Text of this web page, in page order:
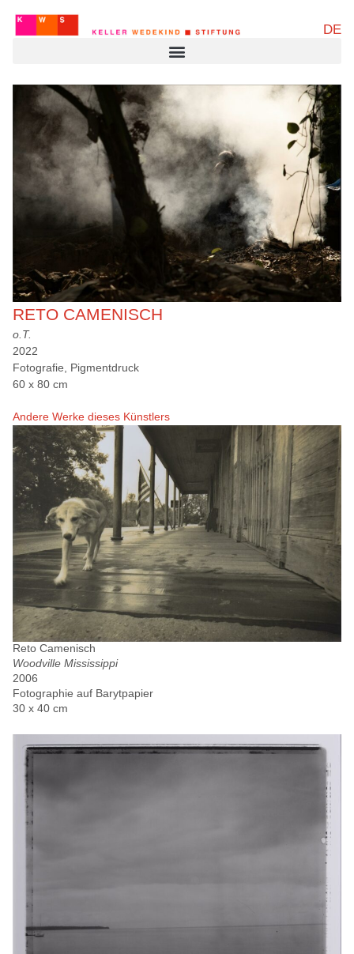
DE
RETO CAMENISCH
o.T.
2022
Fotografie, Pigmentdruck
60 x 80 cm
Andere Werke dieses Künstlers
Reto Camenisch
Woodville Mississippi
2006
Fotographie auf Barytpapier
30 x 40 cm